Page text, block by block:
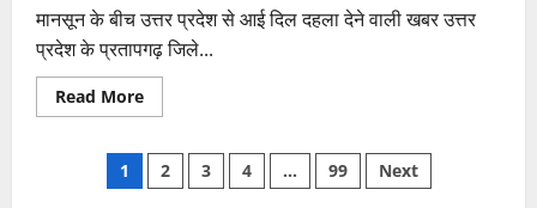
मानसून के बीच उत्तर प्रदेश से आई दिल दहला देने वाली खबर उत्तर
प्रदेश के प्रतापगढ़ जिले...
Read MoreRead
more
साल
पुराने
मकान
Posts
1 2 3 4 … 99 Next